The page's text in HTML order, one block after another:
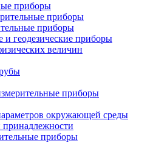
приборы
приборы
приборы
и геодезические приборы
величин
приборы
окружающей среды
приборы